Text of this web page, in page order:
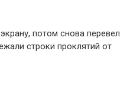
потом снова перевел
строки проклятий от